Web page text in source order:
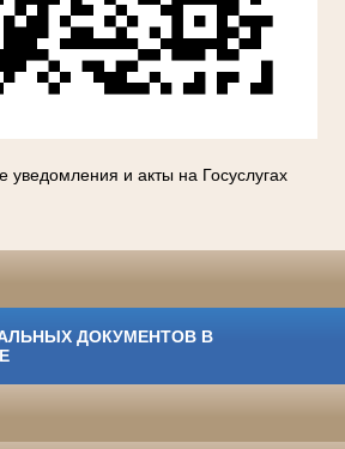
уведомления и акты на Госуслугах
ДОКУМЕНТОВ В